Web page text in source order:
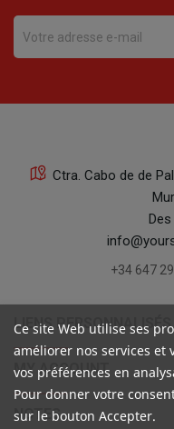
Ctra. Cabo de de
+34 647
LIENS PERSONNALISÉS
MY ACCOUNT
NOTES
Ce site Web utilise ses
améliorer nos services et
vos préférences en
Pour donner votre
sur le bouton Accepter.